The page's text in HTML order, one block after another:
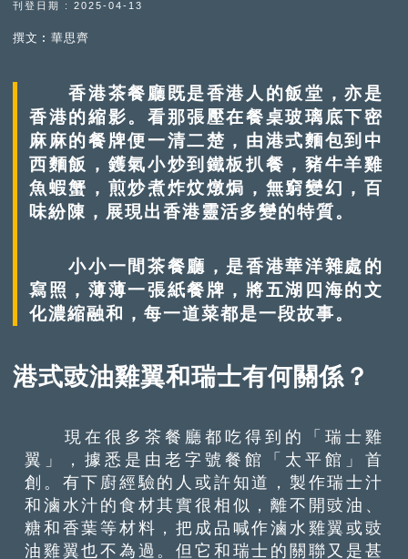
刊登日期 : 2025-04-13
撰文︰華思齊
香港茶餐廳既是香港人的飯堂，亦是
香港的縮影。看那張壓在餐桌玻璃底下密
麻麻的餐牌便一清二楚，由港式麵包到中
西麵飯，鑊氣小炒到鐵板扒餐，豬牛羊雞
魚蝦蟹，煎炒煮炸炆燉焗，無窮變幻，百
味紛陳，展現出香港靈活多變的特質。
小小一間茶餐廳，是香港華洋雜處的
寫照，薄薄一張紙餐牌，將五湖四海的文
化濃縮融和，每一道菜都是一段故事。
港式豉油雞翼和瑞士有何關係？
現在很多茶餐廳都吃得到的「瑞士雞
翼」，據悉是由老字號餐館「太平館」首
創。有下廚經驗的人或許知道，製作瑞士汁
和滷水汁的食材其實很相似，離不開豉油、
糖和香葉等材料，把成品喊作滷水雞翼或豉
油雞翼也不為過。但它和瑞士的關聯又是甚